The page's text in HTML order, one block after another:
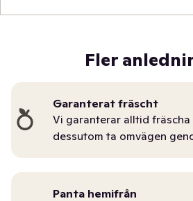
Fler
Garanterat fräscht
Vi garanterar alltid
dessutom ta omvägen
Panta hemifrån